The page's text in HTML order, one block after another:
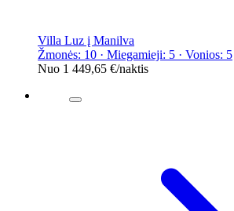
Villa Luz į Manilva
Žmonės: 10 · Miegamieji: 5 · Vonios: 5
Nuo 1 449,65 €/naktis